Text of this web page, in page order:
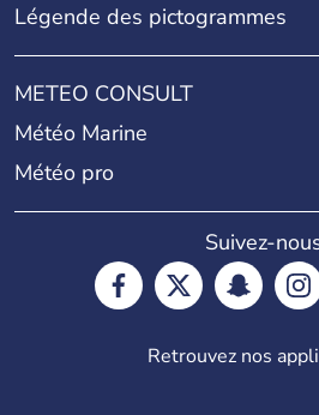
Légende des pictogrammes
METEO CONSULT
Météo Marine
Météo pro
Suivez-
Retrouvez nos